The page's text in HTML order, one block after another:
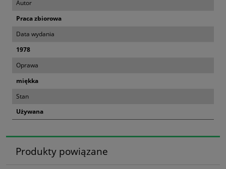
Autor
Praca zbiorowa
Data wydania
1978
Oprawa
miękka
Stan
Używana
Produkty powiązane